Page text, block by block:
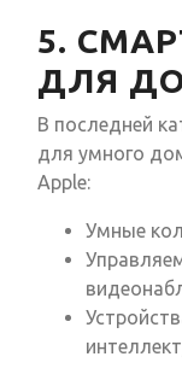
5.
ДЛЯ
В последней
для умного
Apple:
Умные